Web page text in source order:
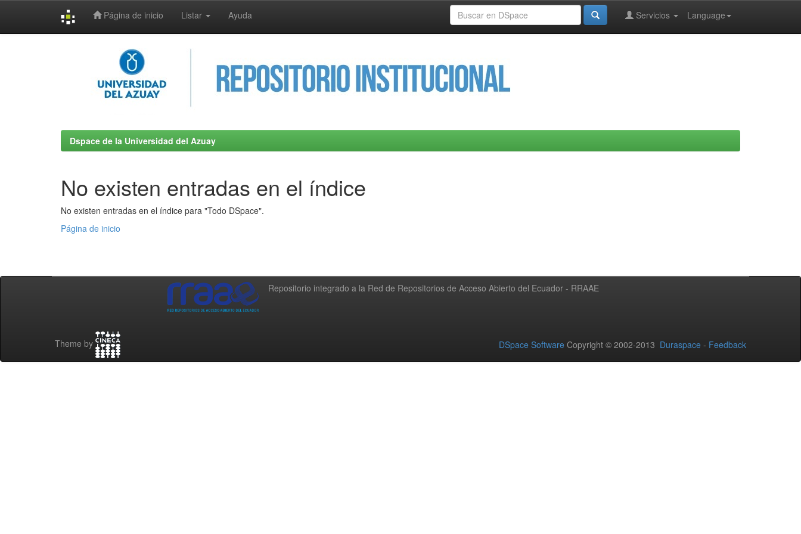
Página de inicio Listar Ayuda Language
Servicios
Dspace de la Universidad del Azuay
No existen entradas en el índice
No existen entradas en el índice para "Todo DSpace".
Página de inicio
Repositorio integrado a la Red de Repositorios de Acceso Abierto del Ecuador - RRAAE
Theme by DSpace Software Copyright © 2002-2013 Duraspace - Feedback